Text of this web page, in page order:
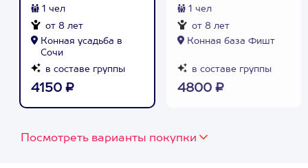
1 чел
от 8 лет
Конная усадьба в
Сочи
в составе группы
4150 ₽
1 чел
от 8 лет
Конная база Фишт
в составе группы
4800 ₽
Посмотреть варианты покупки